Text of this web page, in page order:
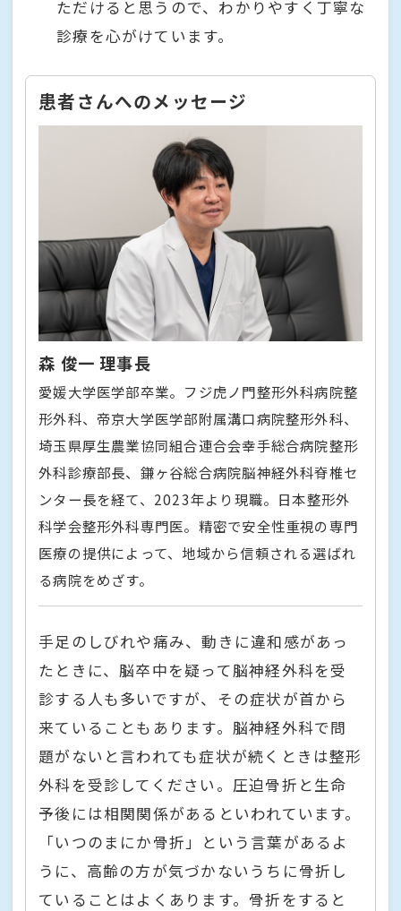
ただけると思うので、わかりやすく丁寧な
診療を心がけています。
患者さんへのメッセージ
森 俊一 理事長
愛媛大学医学部卒業。フジ虎ノ門整形外科病院整
形外科、帝京大学医学部附属溝口病院整形外科、
埼玉県厚生農業協同組合連合会幸手総合病院整形
外科診療部長、鎌ヶ谷総合病院脳神経外科脊椎セ
ンター長を経て、2023年より現職。日本整形外
科学会整形外科専門医。精密で安全性重視の専門
医療の提供によって、地域から信頼される選ばれ
る病院をめざす。
手足のしびれや痛み、動きに違和感があっ
たときに、脳卒中を疑って脳神経外科を受
診する人も多いですが、その症状が首から
来ていることもあります。脳神経外科で問
題がないと言われても症状が続くときは整形
外科を受診してください。圧迫骨折と生命
予後には相関関係があるといわれています。
「いつのまにか骨折」という言葉があるよ
うに、高齢の方が気づかないうちに骨折し
ていることはよくあります。骨折をすると